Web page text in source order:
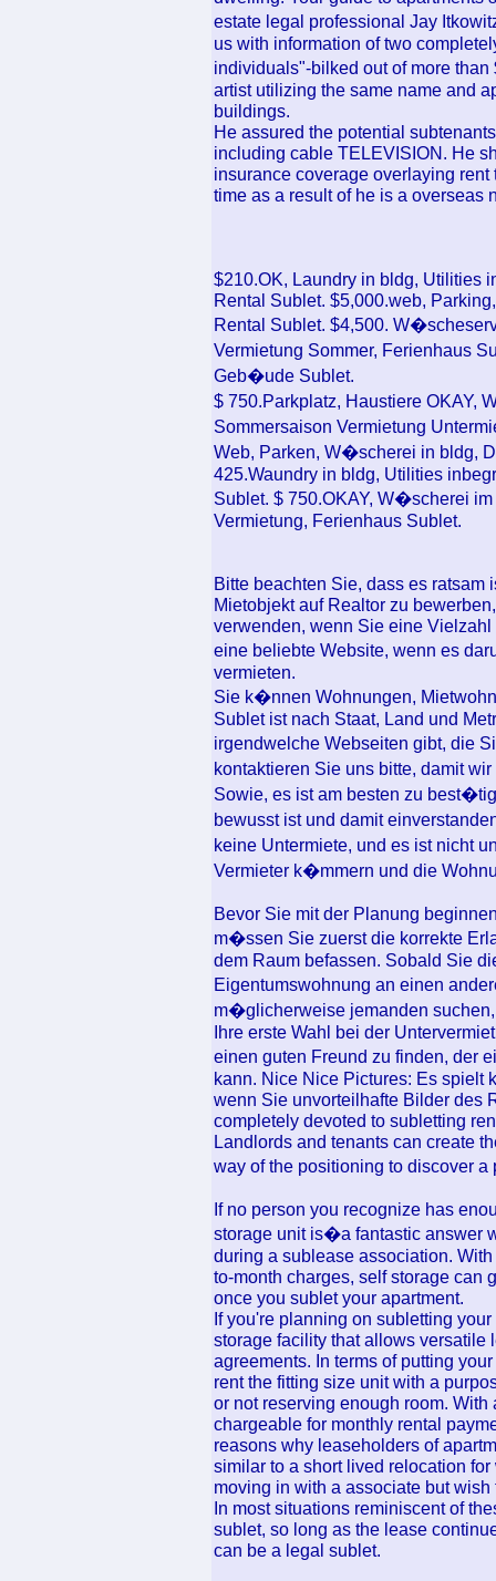
estate legal professional Jay
us with information of two
individuals"-bilked out of more
artist utilizing the same name and
buildings.
He assured the potential
including cable TELEVISION. He
insurance coverage overlaying
time as a result of he is a overseas
$210.OK, Laundry in bldg, Utilities
Rental Sublet. $5,000.web,
Rental Sublet. $4,500.
Vermietung Sommer, Ferienhaus
Geb�ude Sublet.
$ 750.Parkplatz, Haustiere OKAY,
Sommersaison Vermietung
Web, Parken, W�scherei in bldg,
425.Waundry in bldg, Utilities
Sublet. $ 750.OKAY, W�scherei
Vermietung, Ferienhaus Sublet.
Bitte beachten Sie, dass es ratsam
Mietobjekt auf Realtor zu
verwenden, wenn Sie eine
eine beliebte Website, wenn es
vermieten.
Sie k�nnen Wohnungen,
Sublet ist nach Staat, Land und
irgendwelche Webseiten gibt, die
kontaktieren Sie uns bitte, damit
Sowie, es ist am besten zu
bewusst ist und damit
keine Untermiete, und es ist nicht
Vermieter k�mmern und die
Bevor Sie mit der Planung
m�ssen Sie zuerst die korrekte
dem Raum befassen. Sobald Sie
Eigentumswohnung an einen
m�glicherweise jemanden
Ihre erste Wahl bei der
einen guten Freund zu finden, der
kann. Nice Nice Pictures: Es spielt
wenn Sie unvorteilhafte Bilder des
completely devoted to subletting
Landlords and tenants can create
way of the positioning to discover
If no person you recognize has
storage unit is�a fantastic answer
during a sublease association.
to-month charges, self storage can
once you sublet your apartment.
If you're planning on subletting
storage facility that allows versatile
agreements. In terms of putting
rent the fitting size unit with a
or not reserving enough room.
chargeable for monthly rental
reasons why leaseholders of
similar to a short lived relocation
moving in with a associate but
In most situations reminiscent of
sublet, so long as the lease
can be a legal sublet.